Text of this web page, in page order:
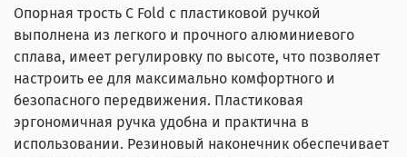
Опорная трость С Fold с пластиковой ручкой
выполнена из легкого и прочного алюминиевого
сплава, имеет регулировку по высоте, что позволяет
настроить ее для максимально комфортного и
безопасного передвижения. Пластиковая
эргономичная ручка удобна и практична в
использовании. Резиновый наконечник обеспечивает